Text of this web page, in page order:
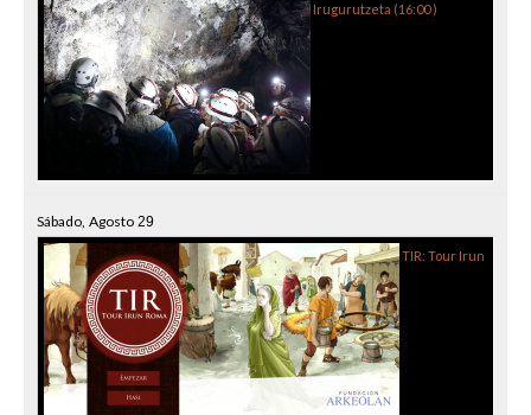
Irugurutzeta (16:00)
Sábado, Agosto 29
TIR: Tour Irun